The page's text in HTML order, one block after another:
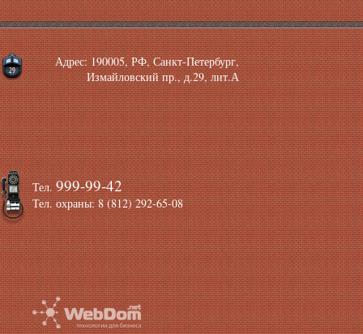
Тел.999-99-42
Тел. охраны: 8 (812) 292-65-08
Адрес: 190005, РФ, Санкт-Петербург,
Измайловский пр., д.29, лит.А